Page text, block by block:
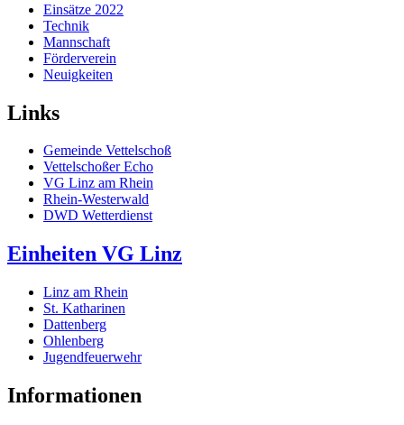
Einsätze 2022
Technik
Mannschaft
Förderverein
Neuigkeiten
Links
Gemeinde Vettelschoß
Vettelschoßer Echo
VG Linz am Rhein
Rhein-Westerwald
DWD Wetterdienst
Einheiten VG Linz
Linz am Rhein
St. Katharinen
Dattenberg
Ohlenberg
Jugendfeuerwehr
Informationen